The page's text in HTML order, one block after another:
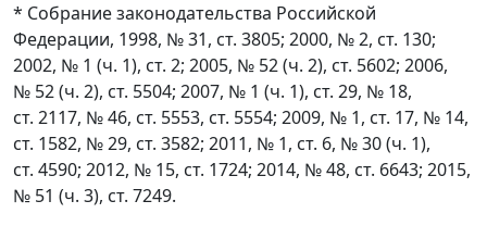
* Собрание законодательства Российской
Федерации, 1998, № 31, ст. 3805; 2000, № 2, ст. 130;
2002, № 1 (ч. 1), ст. 2; 2005, № 52 (ч. 2), ст. 5602; 2006,
№ 52 (ч. 2), ст. 5504; 2007, № 1 (ч. 1), ст. 29, № 18,
ст. 2117, № 46, ст. 5553, ст. 5554; 2009, № 1, ст. 17, № 14,
ст. 1582, № 29, ст. 3582; 2011, № 1, ст. 6, № 30 (ч. 1),
ст. 4590; 2012, № 15, ст. 1724; 2014, № 48, ст. 6643; 2015,
№ 51 (ч. 3), ст. 7249.